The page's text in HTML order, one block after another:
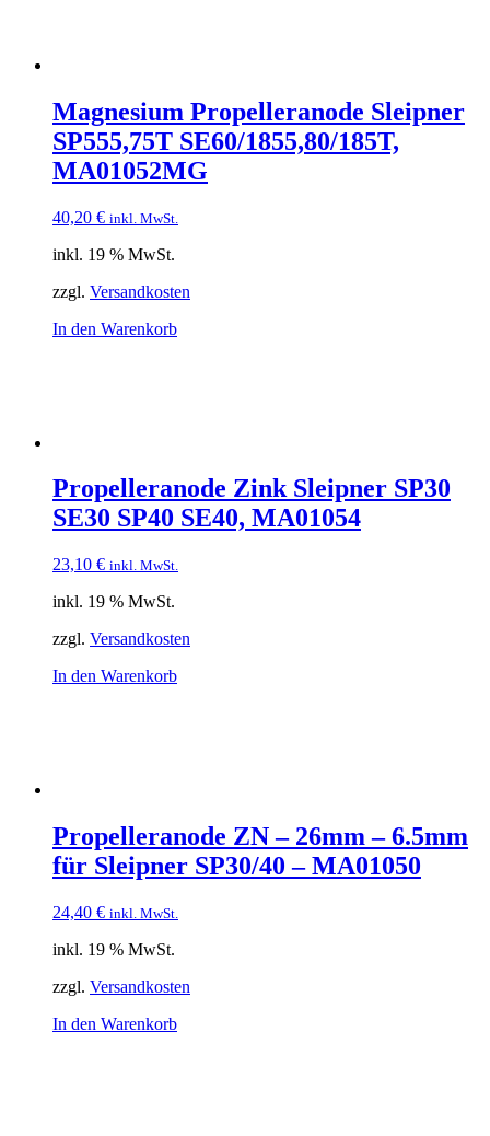
Magnesium Propelleranode Sleipner
SP555,75T SE60/1855,80/185T,
MA01052MG
40,20 € inkl. MwSt.
inkl. 19 % MwSt.
zzgl. Versandkosten
In den Warenkorb
Propelleranode Zink Sleipner SP30
SE30 SP40 SE40, MA01054
23,10 € inkl. MwSt.
inkl. 19 % MwSt.
zzgl. Versandkosten
In den Warenkorb
Propelleranode ZN – 26mm – 6.5mm
für Sleipner SP30/40 – MA01050
24,40 € inkl. MwSt.
inkl. 19 % MwSt.
zzgl. Versandkosten
In den Warenkorb